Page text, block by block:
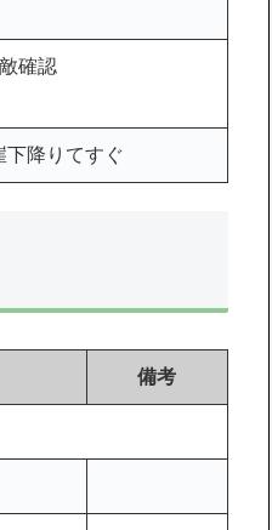
確認
下降りてすぐ
備考